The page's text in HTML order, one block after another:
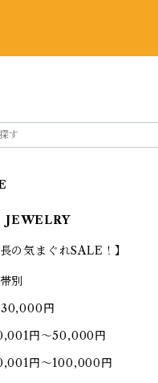
JEWELRY
長の気まぐれSALE！】
別
円
円～50,000円
円～100,000円